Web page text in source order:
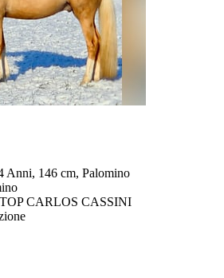
Anni, 146 cm, Palomino
CARLOS CASSINI